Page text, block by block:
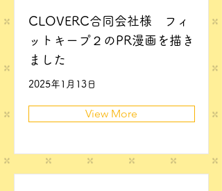
CLOVERC合同会社様 フィ
ットキープ２のPR漫画を描き
ました
2025年1月13日
View More